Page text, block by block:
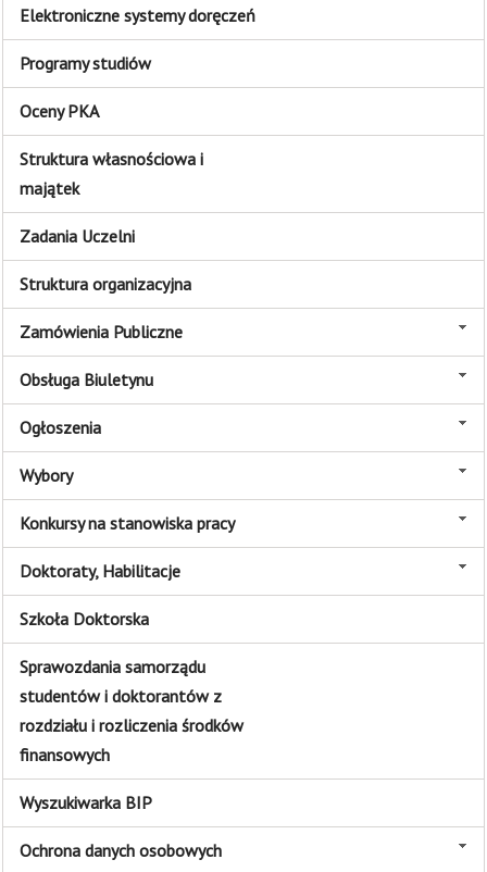
Elektroniczne systemy doręczeń
Programy studiów
Oceny PKA
Struktura własnościowa i
majątek
Zadania Uczelni
Struktura organizacyjna
Zamówienia Publiczne
Obsługa Biuletynu
Ogłoszenia
Wybory
Konkursy na stanowiska pracy
Doktoraty, Habilitacje
Szkoła Doktorska
Sprawozdania samorządu
studentów i doktorantów z
rozdziału i rozliczenia środków
finansowych
Wyszukiwarka BIP
Ochrona danych osobowych